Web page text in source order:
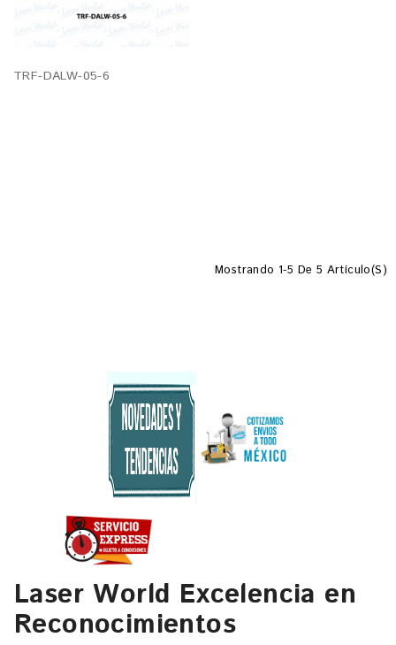
TRF-DALW-05-6
Mostrando 1-5 De 5 Artículo(s)
Laser World Excelencia en
Reconocimientos